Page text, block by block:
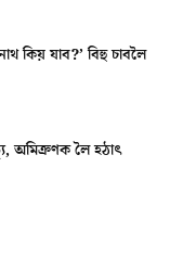
কিয় যাব?’ বিহু চাবলৈ
অমিক্ৰণক লৈ হঠাৎ